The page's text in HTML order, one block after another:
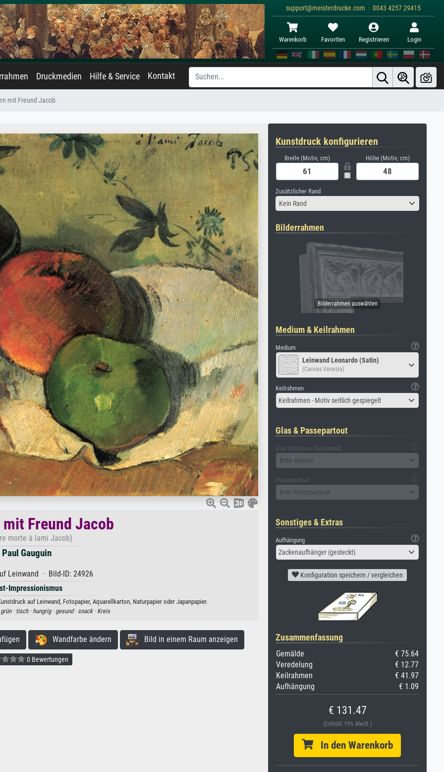
support@meisterdrucke.com · 0043 4257 29415
Warenkorb Favoriten Registrieren Login
Druckmedien Hilfe & Service Kontakt
mit Freund Jacob
Freund Jacob
morte à lami Jacob)
Paul Gauguin
Leinwand · Bild-ID: 24926
Impressionismus
auf Leinwand, Fotopapier, Aquarellkarton, Naturpapier oder Japanpapier.
grün · tisch · hungrig · gesund · snack · Kreis
Wandfarbe ändern Bild in einem Raum anzeigen
0 Bewertungen
Kunstdruck konfigurieren
Breite (Motiv, cm) Höhe (Motiv, cm)
Zusätzlicher Rand
Kein Rand
Bilderrahmen
Medium & Keilrahmen
Medium
Leinwand Leonardo (Satin)
(Canvas Venezia)
Keilrahmen
Keilrahmen - Motiv seitlich gespiegelt
Glas & Passepartout
Glas (inklusive Rückwand)
Bitte wählen
Passepartout
Kein Passepartout
Sonstiges & Extras
Aufhängung
Zackenaufhänger (gesteckt)
Konfiguration speichern / vergleichen
Zusammenfassung
Gemälde
€ 75.64
Veredelung
€ 12.77
Keilrahmen
€ 41.97
Aufhängung
€ 1.09
€ 131.47
(Enthält 19% MwSt.)
In den Warenkorb